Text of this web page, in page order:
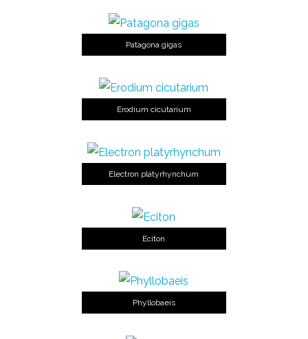
Patagona gigas
Erodium cicutarium
Electron platyrhynchum
Eciton
Phyllobaeis